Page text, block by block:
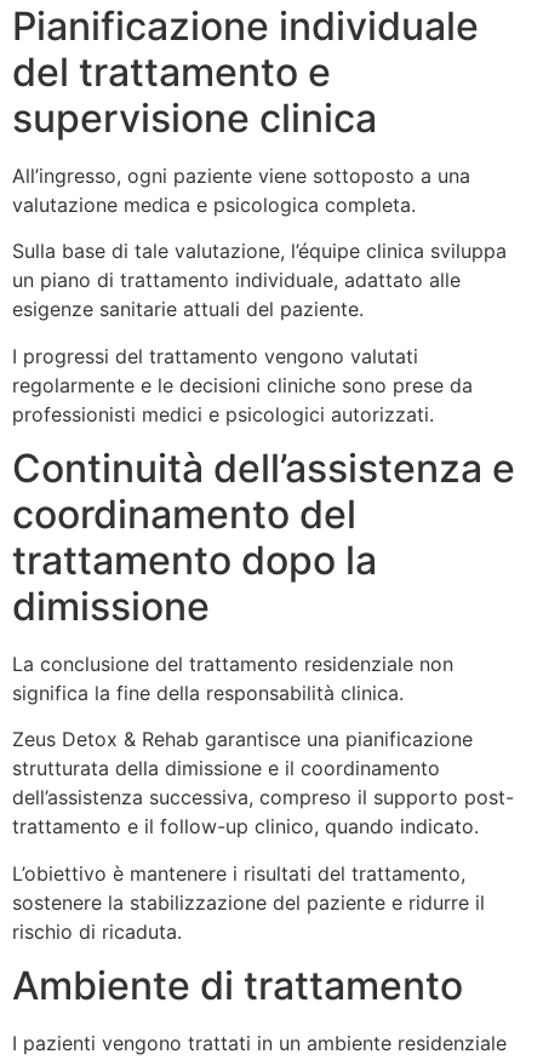
Pianificazione individuale
del trattamento e
supervisione clinica
All’ingresso, ogni paziente viene sottoposto a una
valutazione medica e psicologica completa.
Sulla base di tale valutazione, l’équipe clinica sviluppa
un piano di trattamento individuale, adattato alle
esigenze sanitarie attuali del paziente.
I progressi del trattamento vengono valutati
regolarmente e le decisioni cliniche sono prese da
professionisti medici e psicologici autorizzati.
Continuità dell’assistenza e
coordinamento del
trattamento dopo la
dimissione
La conclusione del trattamento residenziale non
significa la fine della responsabilità clinica.
Zeus Detox & Rehab garantisce una pianificazione
strutturata della dimissione e il coordinamento
dell’assistenza successiva, compreso il supporto post-
trattamento e il follow-up clinico, quando indicato.
L’obiettivo è mantenere i risultati del trattamento,
sostenere la stabilizzazione del paziente e ridurre il
rischio di ricaduta.
Ambiente di trattamento
I pazienti vengono trattati in un ambiente residenziale